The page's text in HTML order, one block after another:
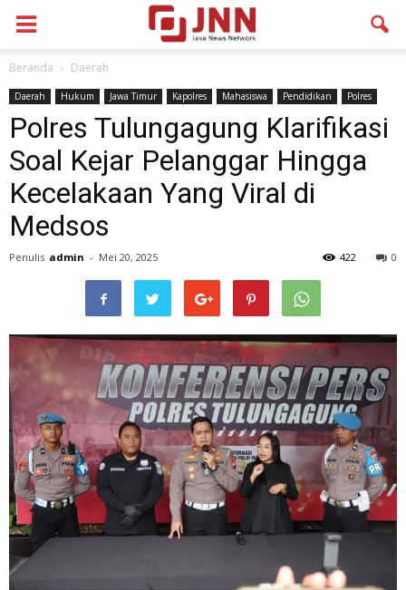
Beranda Daerah
Daerah Hukum Jawa Timur Kapolres Mahasiswa Pendidikan Polres
Polres Tulungagung Klarifikasi
Soal Kejar Pelanggar Hingga
Kecelakaan Yang Viral di
Medsos
Penulis admin - Mei 20, 2025 0
422